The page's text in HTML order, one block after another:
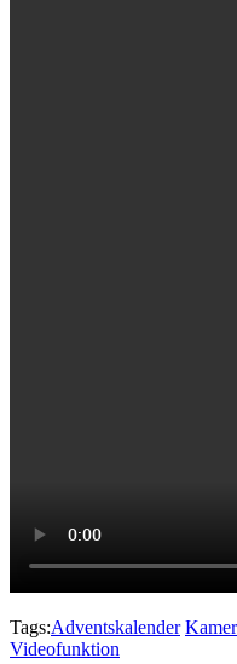
Tags:Adventskalender
Videofunktion